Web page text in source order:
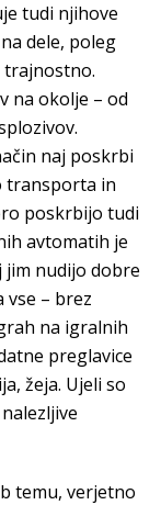
tudi njihove
dele, poleg
trajnostno.
na okolje – od
naj poskrbi
transporta in
poskrbijo tudi
avtomatih je
nudijo dobre
– brez
na igralnih
preglavice
žeja. Ujeli so
temu, verjetno